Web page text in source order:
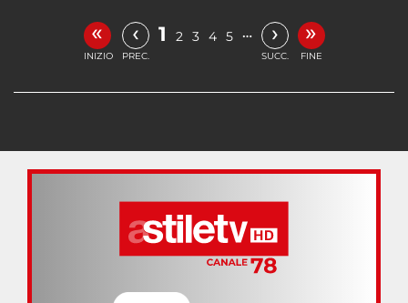
«
INIZIO
‹
PREC.
1 2 3 4 5 … ›
SUCC.
»
FINE